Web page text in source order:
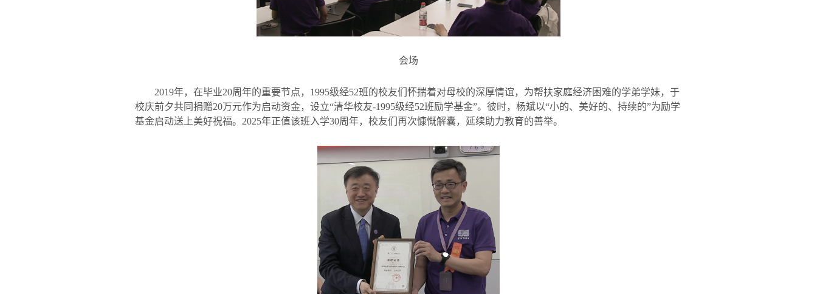
会场
2019年，在毕业20周年的重要节点， 1995级经52班的校友们怀揣着对母校的深厚情谊，为帮扶家庭经济困难的学弟学妹，于
校庆前夕共同捐赠20万元作为启动资金，设立“清华校友-1995级经52班励学基金”。彼时，杨斌以“小的、美好的、持续的”为励学
基金启动送上美好祝福。 2025年正值该班入学30周年，校友们再次慷慨解囊，延续助力教育的善举。